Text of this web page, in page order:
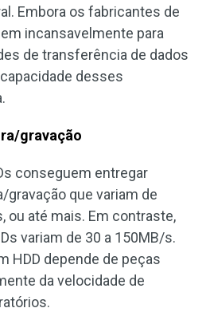
Embora os fabricantes de
incansavelmente para
de transferência de dados
desses
gravação
conseguem entregar
que variam de
ou até mais. Em contraste,
variam de 30 a 150MB/s.
HDD depende de peças
da velocidade de